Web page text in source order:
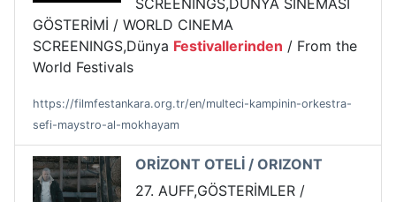
SCREENINGS,DÜNYA SİNEMASI
GÖSTERİMİ / WORLD CINEMA
SCREENINGS,Dünya Festivallerinden / From the
World Festivals
https://filmfestankara.org.tr/en/multeci-kampinin-orkestra-
sefi-maystro-al-mokhayam
ORİZONT OTELİ / ORIZONT
27. AUFF,GÖSTERİMLER /